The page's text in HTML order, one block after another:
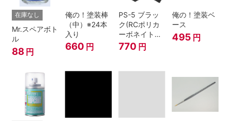
在庫なし
Mr.スペアボト
ル
88 円
俺の！塗装棒
（中）※24本
入り
660 円
PS-5 ブラッ
ク(RCポリカ
ーボネイトボ
ディ塗装用)
770 円
俺の！塗装ベ
ース
495 円